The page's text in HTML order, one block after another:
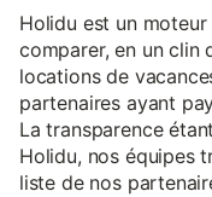
Holidu est un
comparer, en un clin
locations de
partenaires ayant
La transparence
Holidu, nos équipes
liste de nos